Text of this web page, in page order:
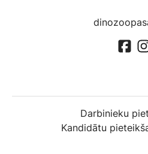
Darbinieku
Kandidātu